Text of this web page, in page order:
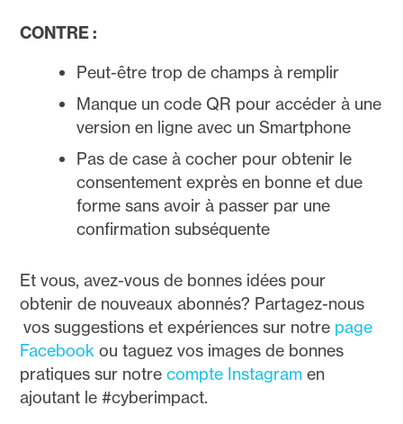
CONTRE :
Peut-être trop de champs à remplir
Manque un code QR pour accéder à une
version en ligne avec un Smartphone
Pas de case à cocher pour obtenir le
consentement exprès en bonne et due
forme sans avoir à passer par une
confirmation subséquente
Et vous, avez-vous de bonnes idées pour
obtenir de nouveaux abonnés? Partagez-nous
vos suggestions et expériences sur notre page
Facebook ou taguez vos images de bonnes
pratiques sur notrecompte Instagram en
ajoutant le #cyberimpact.